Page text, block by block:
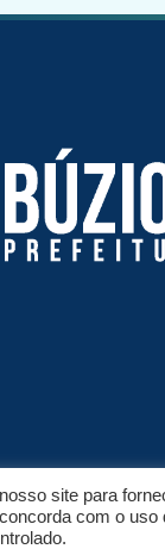
OS DIREITOS
site para
com o